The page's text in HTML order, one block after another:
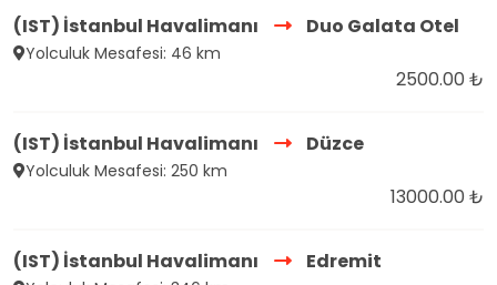
(IST) İstanbul Havalimanı Duo Galata Otel
Yolculuk Mesafesi: 46 km
2500.00 ₺
(IST) İstanbul Havalimanı Düzce
Yolculuk Mesafesi: 250 km
13000.00 ₺
(IST) İstanbul Havalimanı Edremit